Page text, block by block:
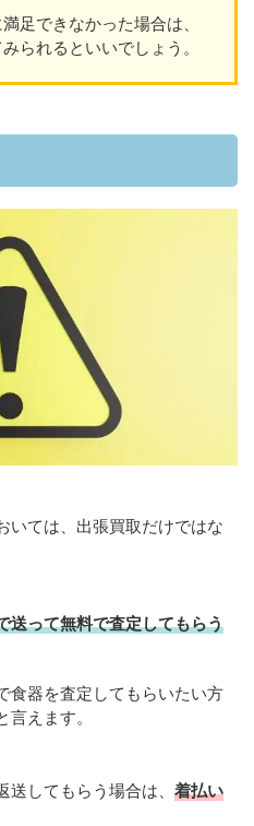
足できなかった場合は、
られるといいでしょう。
いては、出張買取だけではな
送って無料で査定してもらう
食器を査定してもらいたい方
えます。
してもらう場合は、 着払い